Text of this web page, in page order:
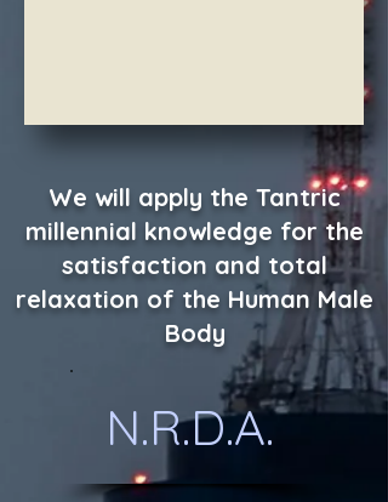
We will apply the Tantric
millennial knowledge for the
satisfaction and total
relaxation of the Human Male
Body
​​​ N.R.D.A.